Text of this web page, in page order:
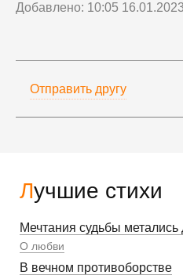
Лучшие стихи
Мечтания судьбы метались
О любви
В вечном противоборстве
Добавлено: 10:05 16.01.2023
Отправить другу